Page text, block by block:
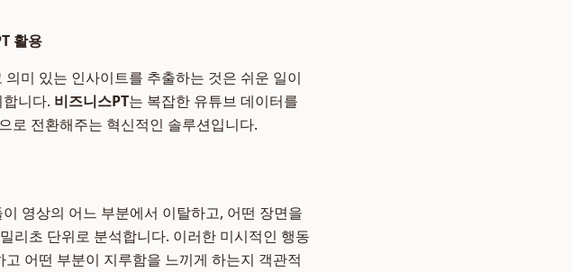
활용
미 있는 인사이트를 추출하는 것은 쉬운 일이
니다. 비즈니스PT는 복잡한 유튜브 데이터를
로 전환해주는 혁신적인 솔루션입니다.
영상의 어느 부분에서 이탈하고, 어떤 장면을
리초 단위로 분석합니다. 이러한 미시적인 행동
어떤 부분이 지루함을 느끼게 하는지 객관적